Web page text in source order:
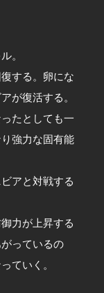
。
する。卵にな
が復活する。
たとしても一
強力な固有能
アと対戦する
力が上昇する
っているの
ていく。